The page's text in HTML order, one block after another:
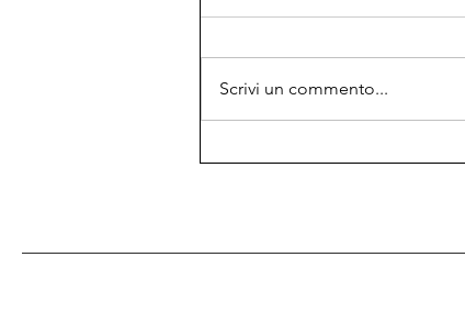
Alla ricerca del compagno
Scrivi un commento...